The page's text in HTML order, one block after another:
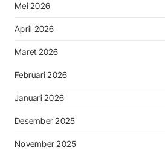
Mei 2026
April 2026
Maret 2026
Februari 2026
Januari 2026
Desember 2025
November 2025